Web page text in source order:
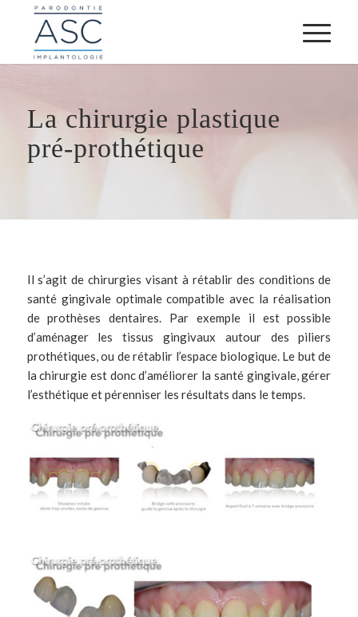
La chirurgie plastique
pré-prothétique
Il s’agit de chirurgies visant à rétablir des conditions de
santé gingivale optimale compatible avec la réalisation
de prothèses dentaires. Par exemple il est possible
d’aménager les tissus gingivaux autour des piliers
prothétiques, ou de rétablir l’espace biologique. Le but de
la chirurgie est donc d’améliorer la santé gingivale, gérer
l’esthétique et pérenniser les résultats dans le temps.